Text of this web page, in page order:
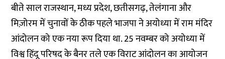
बीते साल राजस्थान, मध्य प्रदेश, छतीसगढ़, तेलंगाना और
मिज़ोरम में चुनावों के ठीक पहले भाजपा ने अयोध्या में राम मंदिर
आंदोलन को एक नया रूप दिया था. 25 नवम्बर को अयोध्या में
विश्व हिंदू परिषद के बैनर तले एक विराट आंदोलन का आयोजन